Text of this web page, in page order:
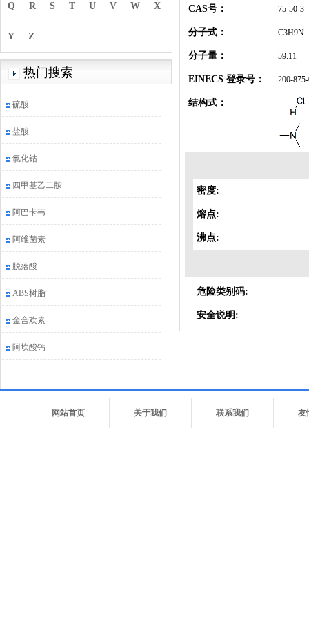
Q R S T U V W X
Y Z
热门搜索
硫酸
盐酸
氯化钴
四甲基乙二胺
阿巴卡韦
阿维菌素
脱落酸
ABS树脂
金合欢素
阿坎酸钙
CAS号： 75-50-3
分子式： C3H9N
分子量： 59.11
EINECS 登录号： 200-
结构式：
密度:
熔点:
沸点:
危险类别码:
安全说明:
网站首页 关于我们 联系我们 友